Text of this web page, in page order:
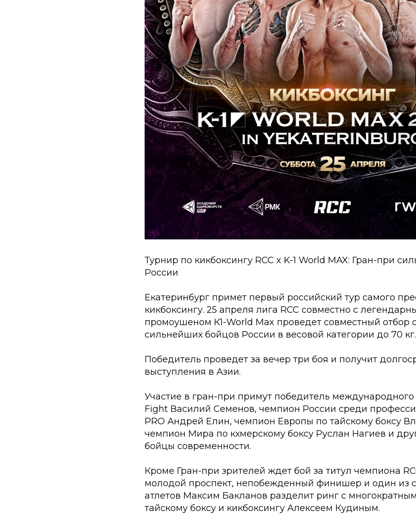
Турнир по кикбоксингу RCC x K-1 World MAX: Гран-при
России
Екатеринбург примет первый российский тур самого
кикбоксингу. 25 апреля лига RCC совместно с
промоушеном К1-World Max проведет совместный отбор
сильнейших бойцов России в весовой категории до 70 кг.
Победитель проведет за вечер три боя и получит
выступления в Азии.
Участие в гран-при примут победитель
Fight Василий Семенов, чемпион России среди
PRO Андрей Елин, чемпион Европы по тайскому боксу
чемпион Мира по кхмерскому боксу Руслан Нагиев и
бойцы современности.
Кроме Гран-при зрителей ждет бой за титул чемпиона
молодой проспект, непобежденный финишер и один из
атлетов Максим Бакланов разделит ринг с
тайскому боксу и кикбоксингу Алексеем Кудиным.